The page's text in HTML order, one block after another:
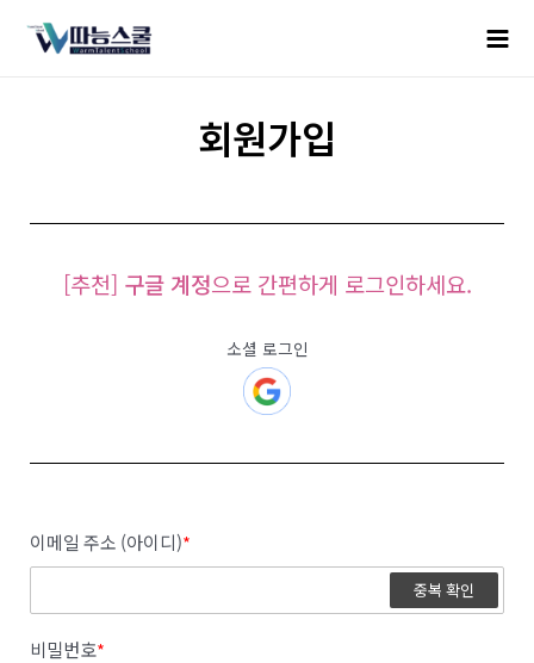
회원가입
[추천] 구글 계정으로 간편하게 로그인하세요.
소셜 로그인
이메일 주소 (아이디)*
중복 확인
비밀번호*